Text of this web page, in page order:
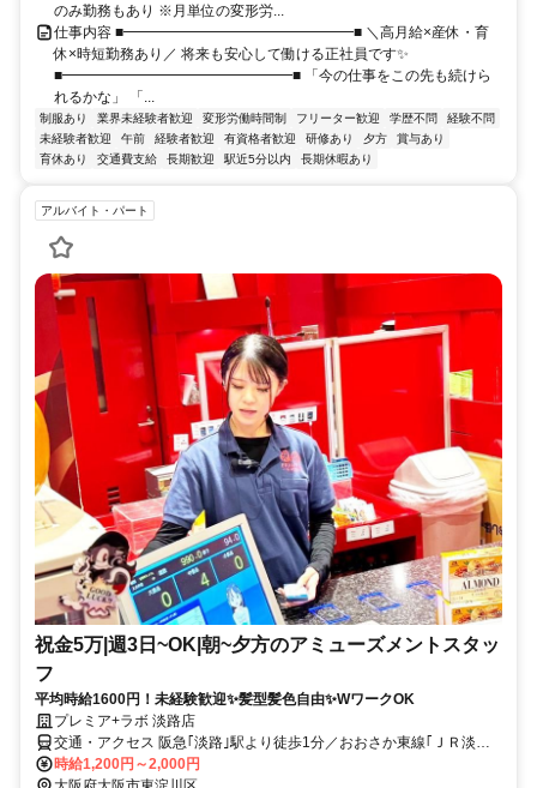
のみ勤務もあり ※月単位の変形労...
仕事内容 ■━━━━━━━━━━━━━━━━■ ＼高月給×産休・育
休×時短勤務あり／ 将来も安心して働ける正社員です✨
■━━━━━━━━━━━━━━━━■ 「今の仕事をこの先も続けら
れるかな」 「...
制服あり 業界未経験者歓迎 変形労働時間制 フリーター歓迎 学歴不問
経験不問
未経験者歓迎
午前 経験者歓迎 有資格者歓迎 研修あり 夕方
賞与あり
育休あり
交通費支給 長期歓迎 駅近5分以内 長期休暇あり
アルバイト・パート
祝金5万|週3日~OK|朝~夕方のアミューズメントスタッ
フ
平均時給1600円！未経験歓迎✨髪型髪色自由✨WワークOK
プレミア+ラボ 淡路店
交通・アクセス 阪急｢淡路｣駅より徒歩1分／おおさか東線｢ＪＲ淡路｣
駅より徒歩3分 ⭐店舗異動なし⭐吹田市・豊中市・箕面市・茨木市・高
時給1,200円～2,000円